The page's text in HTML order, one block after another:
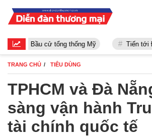
Bầu cử tổng thống Mỹ Tiến tới Đại
TRANG CHỦ TIÊU DÙNG
TPHCM và Đà
sàng vận hành
tài chính quốc tế